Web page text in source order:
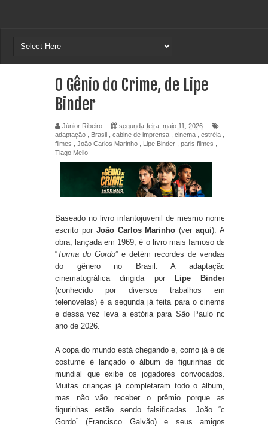
O Gênio do Crime, de Lipe
Binder
Júnior Ribeiro
segunda-feira, maio 11, 2026
adaptação
Brasil cabine de imprensa cinema estréia
filmes
João Carlos Marinho Lipe Binder paris filmes
Tiago Mello
Baseado no livro infantojuvenil de mesmo nome
escrito por João Carlos Marinho (veraqui). A
obra, lançada em 1969, é o livro mais famoso da
“Turma do Gordo” e detém recordes de vendas
do gênero no Brasil. A adaptação
cinematográfica dirigida por
Lipe Binder
(conhecido por diversos trabalhos em
telenovelas) é a segunda já feita para o cinema
e dessa vez leva a estória para São Paulo no
ano de 2026.
A copa do mundo está chegando e, como já é de
costume é lançado o álbum de figurinhas do
mundial que exibe os jogadores convocados.
Muitas crianças já completaram todo o álbum,
mas não vão receber o prêmio porque as
figurinhas estão sendo falsificadas. João “o
Gordo” (Francisco Galvão) e seus amigos